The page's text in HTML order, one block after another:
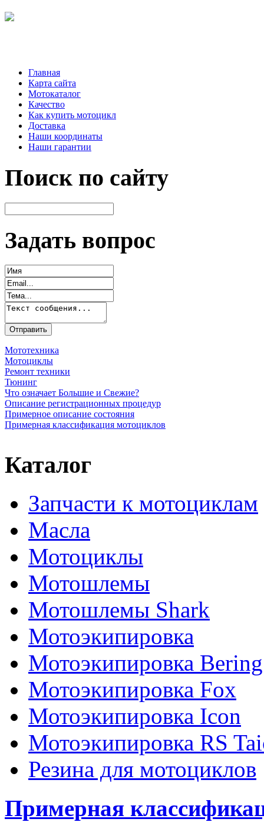
Главная
Карта сайта
Мотокаталог
Качество
Как купить мотоцикл
Доставка
Наши координаты
Наши гарантии
Поиск по сайту
Задать вопрос
Мототехника
Мотоциклы
Ремонт техники
Тюнинг
Что означает Большие и Свежие?
Описание регистрационных процедур
Примерное описание состояния
Примерная классификация мотоциклов
Каталог
Запчасти к мотоциклам
Масла
Мотоциклы
Мотошлемы
Мотошлемы Shark
Мотоэкипировка
Мотоэкипировка Bering
Мотоэкипировка Fox
Мотоэкипировка Icon
Мотоэкипировка RS
Резина для мотоциклов
Примерная